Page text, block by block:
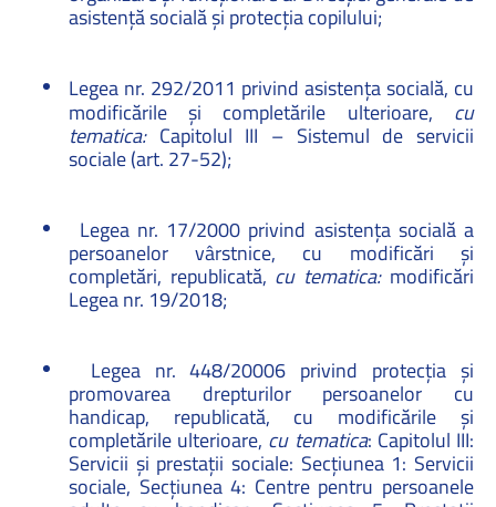
asistenţă socială şi protecţia copilului;
Legea nr. 292/2011 privind asistența socială, cu
modificările și completările ulterioare, cu
tematica: Capitolul III – Sistemul de servicii
sociale (art. 27-52);
Legea nr. 17/2000 privind asistența socială a
persoanelor vârstnice, cu modificări și
completări, republicată, cu tematica: modificări
Legea nr. 19/2018;
Legea nr. 448/20006 privind protecția și
promovarea drepturilor persoanelor cu
handicap, republicată, cu modificările și
completările ulterioare, cu tematica: Capitolul III:
Servicii și prestații sociale: Secțiunea 1: Servicii
sociale, Secțiunea 4: Centre pentru persoanele